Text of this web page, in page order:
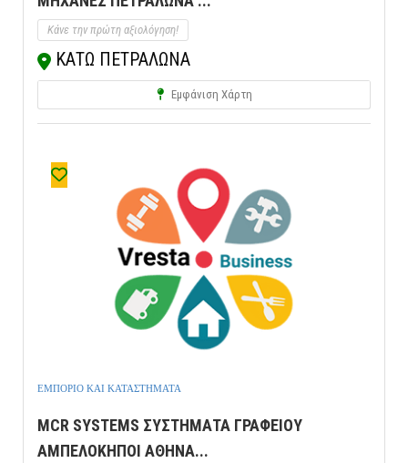
Κάνε την πρώτη αξιολόγηση!
ΚΑΤΩ ΠΕΤΡΑΛΩΝΑ
Εμφάνιση Χάρτη
ΕΜΠΟΡΙΟ ΚΑΙ ΚΑΤΑΣΤΗΜΑΤΑ
MCR SYSTEMS ΣΥΣΤΗΜΑΤΑ ΓΡΑΦΕΙΟΥ
ΑΜΠΕΛΟΚΗΠΟΙ ΑΘΗΝΑ...